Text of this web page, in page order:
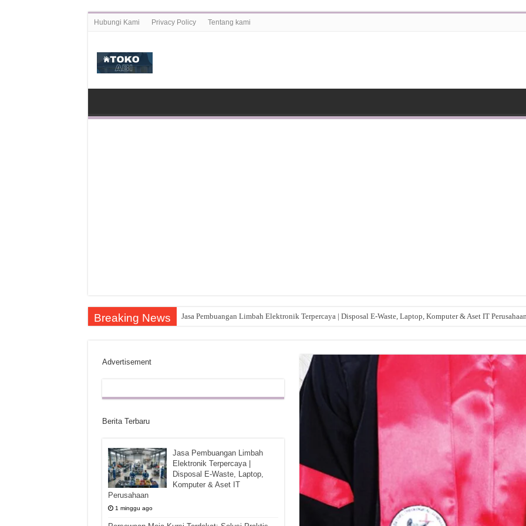
Hubungi Kami Privacy Policy Tentang kami
Breaking News Jasa Pembuangan Limbah Elektronik Terpercaya | Disposal E-Waste, Laptop, Komputer & Aset IT
Advertisement
Berita Terbaru
Jasa Pembuangan Limbah
Elektronik Terpercaya |
Disposal E-Waste, Laptop,
Komputer & Aset IT
Perusahaan
1 minggu ago